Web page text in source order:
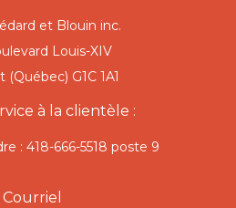
et Blouin inc.
Louis-XIV
(Québec) G1C 1A1
à la clientèle :
: 418-666-5518 poste 9
Courriel